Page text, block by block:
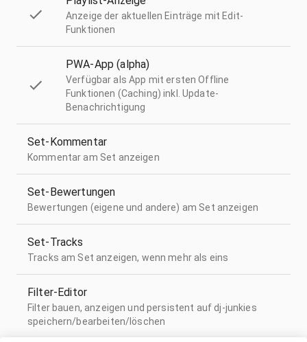
Anzeige der aktuellen Einträge mit Edit-
Funktionen
PWA-App (alpha)
Verfügbar als App mit ersten Offline
Funktionen (Caching) inkl. Update-
Benachrichtigung
Set-Kommentar
Kommentar am Set anzeigen
Set-Bewertungen
Bewertungen (eigene und andere) am Set anzeigen
Set-Tracks
Tracks am Set anzeigen, wenn mehr als eins
Filter-Editor
Filter bauen, anzeigen und persistent auf dj-junkies
speichern/bearbeiten/löschen